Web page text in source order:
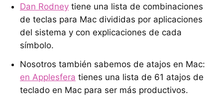
Dan Rodney tiene una lista de combinaciones
de teclas para Mac divididas por aplicaciones
del sistema y con explicaciones de cada
símbolo.
Nosotros también sabemos de atajos en Mac:
en Applesfera tienes una lista de 61 atajos de
teclado en Mac para ser más productivos.